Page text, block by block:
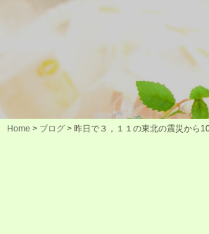
Home > ブログ > 昨日で３，１１の東北の震災から